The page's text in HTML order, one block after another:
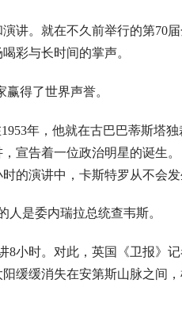
讲。就在不久前举行的第70
彩与长时间的掌声。
得了世界声誉。
年，他就在古巴巴蒂斯塔
宣告着一位政治明星的诞生
的演讲中，卡斯特罗从不会
是委内瑞拉总统查韦斯。
小时。对此，英国《卫报》
缓缓消失在安第斯山脉之间